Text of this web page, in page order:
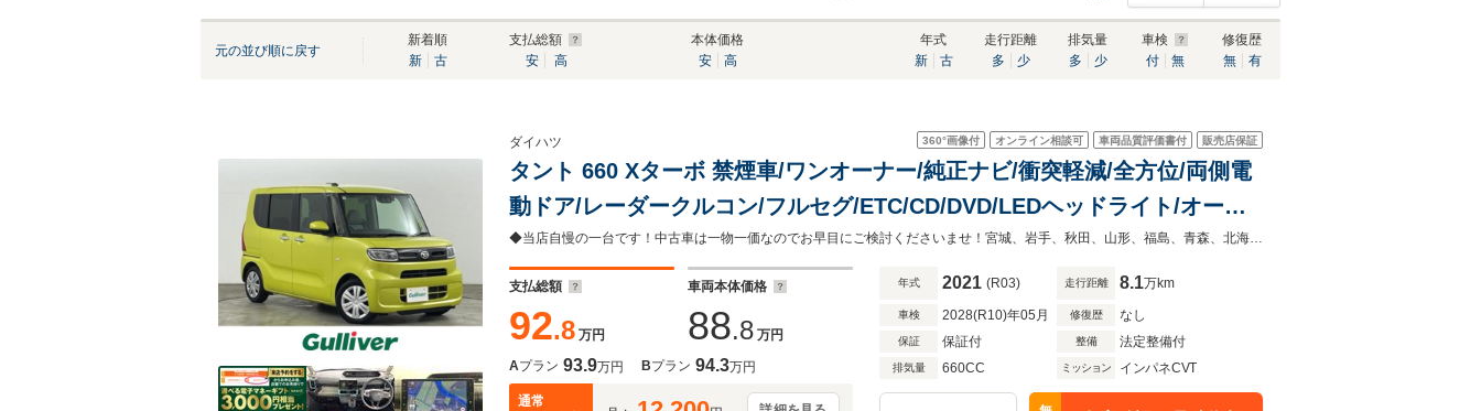
元の並び順に戻す
新着順
新
古
支払総額
安
高
本体価格
安
高
年式
新
古
走行距離
多
少
排気量
多
少
車検
付
無
修復歴
無
有
360°画像付 オンライン相談可 車両品質評価書付 販売店保証
ダイハツ
タント 660 Xターボ 禁煙車/ワンオーナー/純正ナビ/衝突軽減/全方位/両側電
動ドア/レーダークルコン/フルセグ/ETC/CD/DVD/LEDヘッドライト/オート
ライト/オートハイビーム/シートヒーター/純正前方ドラレコ
◆当店自慢の一台です！中古車は一物一価なのでお早目にご検討くださいませ！宮城、岩手、秋田、山形、福島、青森、北海道、東京、神奈川、埼玉、千葉で中古車をお探しならガリバーへ！
支払総額
92.8 万円
車両本体価格
88.8 万円
Aプラン 93.9万円 Bプラン 94.3万円
通常
年式 2021 (R03) 走行距離 8.1万km
車検 2028(R10)年05月 修復歴 なし
保証 保証付 整備 法定整備付
排気量 660CC ミッション インパネCVT